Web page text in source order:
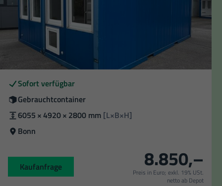
Verfügbarkeit
Sofort verfügbar
Zustand
Gebrauchtcontainer
Außenmaße
6055 × 4920 × 2800 mm [L×B×H]
Standort
Bonn
Kaufanfrage 8.850,–
Preis in Euro; exkl. 19% USt.
netto ab Depot